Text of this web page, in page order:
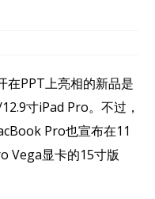
PPT上亮相的新品是
寸iPad Pro。不过，
Pro也宣布在11
Vega显卡的15寸版